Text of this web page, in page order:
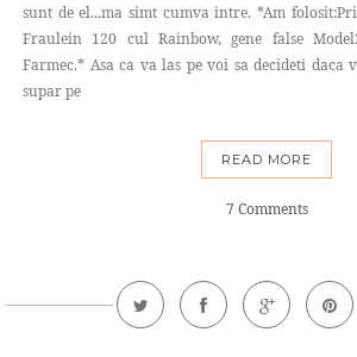
sunt de el...ma simt cumva intre. *Am
Fraulein 120 cul Rainbow, gene false
Farmec.* Asa ca va las pe voi sa decideti daca
supar pe
READ MORE
7 Comments